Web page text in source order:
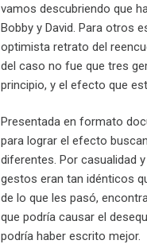
vamos descubriendo que
Bobby y David. Para otros
optimista retrato del
del caso no fue que tres
principio, y el efecto que
Presentada en formato
para lograr el efecto
diferentes. Por casualidad
gestos eran tan idénticos
de lo que les pasó,
que podría causar el
podría haber escrito mejor.